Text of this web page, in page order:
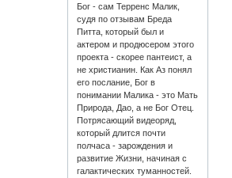
Бог - сам Терренс Малик,
судя по отзывам Бреда
Питта, который был и
актером и продюсером этого
проекта - скорее пантеист, а
не христианин. Как Аз понял
его послание, Бог в
понимании Малика - это Мать
Природа, Дао, а не Бог Отец.
Потрясающий видеоряд,
который длится почти
полчаса - зарождения и
развитие Жизни, начиная с
галактических туманностей.